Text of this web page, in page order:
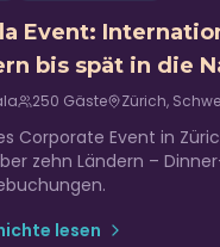
Event:
bis spät in die
250 Gäste Zürich,
Corporate Event in
zehn Ländern –
lesen